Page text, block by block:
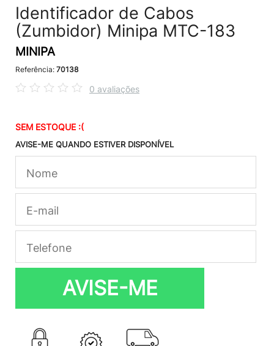
Identificador de Cabos
(Zumbidor) Minipa MTC-183
MINIPA
Referência: 70138
0 avaliações
SEM ESTOQUE :(
AVISE-ME QUANDO ESTIVER DISPONÍVEL
AVISE-ME